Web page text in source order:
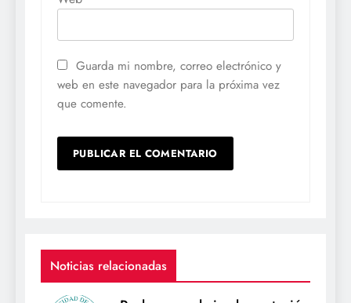
Guarda mi nombre, correo electrónico y
web en este navegador para la próxima vez
que comente.
Noticias relacionadas